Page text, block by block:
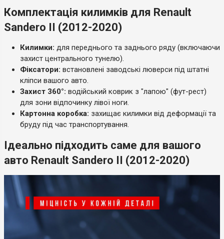
Комплектація килимків для Renault
Sandero II (2012-2020)
Килимки: для переднього та заднього ряду (включаючи
захист центрального тунелю).
Фіксатори: встановлені заводські люверси під штатні
кліпси вашого авто.
Захист 360°: водійський коврик з "лапою" (фут-рест)
для зони відпочинку лівої ноги.
Картонна коробка: захищає килимки від деформації та
бруду під час транспортування.
Ідеально підходить саме для вашого
авто Renault Sandero II (2012-2020)